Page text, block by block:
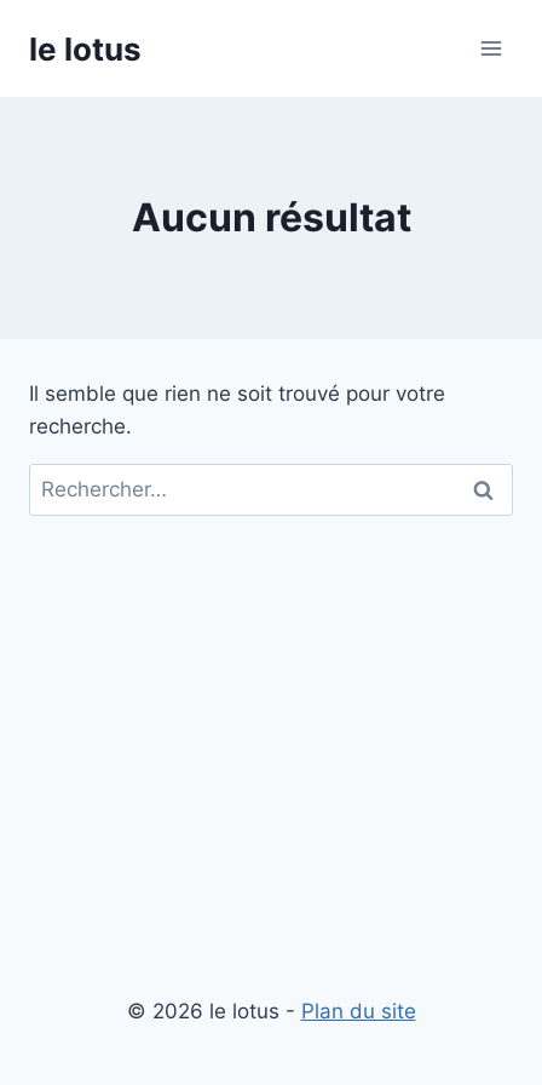
le lotus
Aucun résultat
Il semble que rien ne soit trouvé pour votre
recherche.
Rechercher :
© 2026 le lotus - Plan du site